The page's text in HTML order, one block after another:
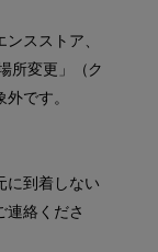
スストア、
所変更」（ク
です。
に到着しない
連絡くださ